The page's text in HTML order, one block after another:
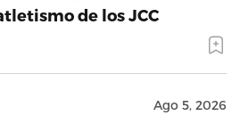
de los JCC
Ago 5, 2026